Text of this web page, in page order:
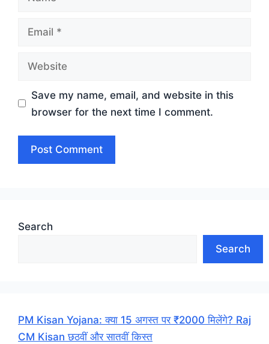
Email
Website
Save my name, email, and website in this
browser for the next time I comment.
Search
Search
PM Kisan Yojana: क्या 15 अगस्त पर ₹2000 मिलेंगे? Raj
CM Kisan छठवीं और सातवीं किस्त